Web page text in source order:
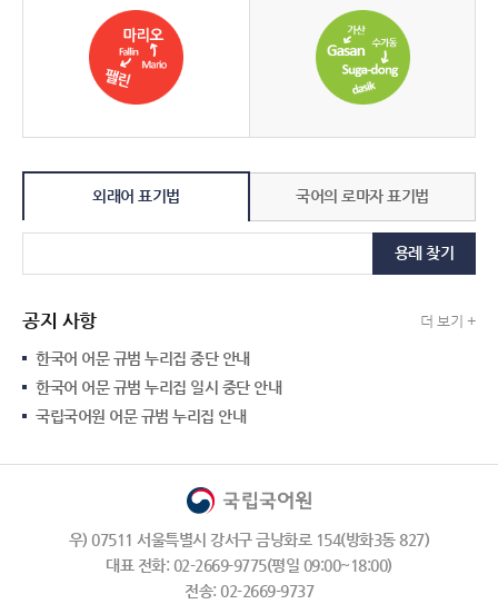
외래어 표기법 국어의 로마자 표기법
용례 찾기
공지 사항 더 보기 +
한국어 어문 규범 누리집 중단 안내
한국어 어문 규범 누리집 일시 중단 안내
국립국어원 어문 규범 누리집 안내
우) 07511 서울특별시 강서구 금낭화로 154(방화3동 827)
대표 전화: 02-2669-9775(평일 09:00~18:00)
전송: 02-2669-9737